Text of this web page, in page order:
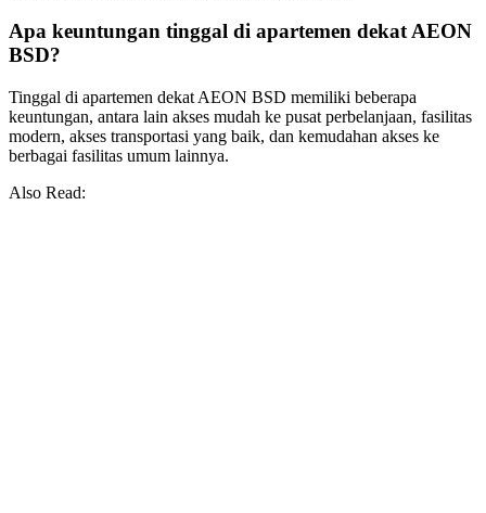
Apa keuntungan tinggal di apartemen dekat AEON
BSD?
Tinggal di apartemen dekat AEON BSD memiliki beberapa
keuntungan, antara lain akses mudah ke pusat perbelanjaan, fasilitas
modern, akses transportasi yang baik, dan kemudahan akses ke
berbagai fasilitas umum lainnya.
Also Read: